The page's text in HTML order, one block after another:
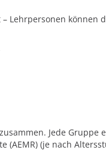
Lehrpersonen können
Jede Gruppe
(AEMR) (je nach